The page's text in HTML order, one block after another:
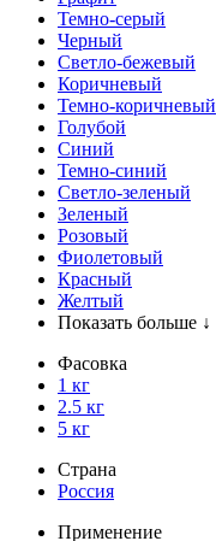
Темно-серый
Черный
Светло-бежевый
Коричневый
Темно-коричневый
Голубой
Синий
Темно-синий
Светло-зеленый
Зеленый
Розовый
Фиолетовый
Красный
Желтый
Показать больше ↓
Фасовка
1 кг
2.5 кг
5 кг
Страна
Россия
Применение